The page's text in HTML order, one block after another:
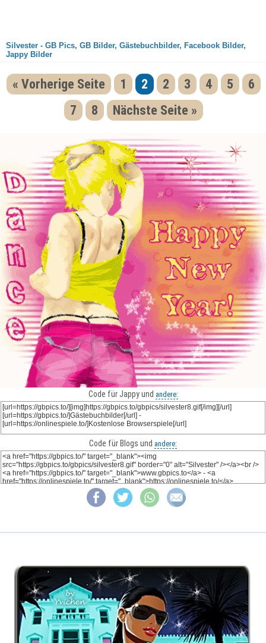
Silvester - GB Pics, GB Bilder, Gästebuchbilder, Facebook Bilder,
Jappy Bilder
« Vorherige Seite 1 2 2 3 4 5
6
7
8 Nächste Seite »
Code für Jappy und andere:
Code für Blogs und andere: